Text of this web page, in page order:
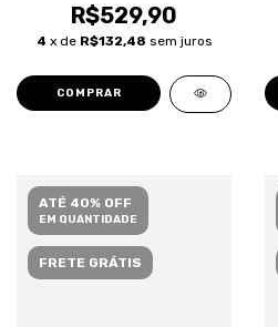
R$529,90
4 x de R$132,48 sem juros
COMPRAR
ATÉ 40% OFF
EM QUANTIDADE
FRETE GRÁTIS